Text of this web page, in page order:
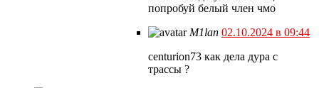
попробуй белый член чмо
M1lan 02.10.2024 в 09:44
centurion73 как дела дура с
трассы ?